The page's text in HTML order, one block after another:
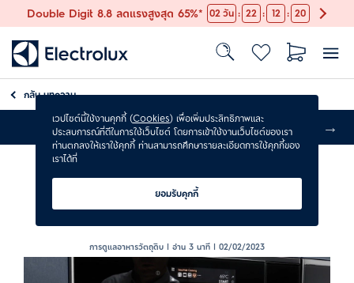
Double Digit 8.8 ลดแรงสูงสุด 65%* 02วัน : 22 : 12 : 19
กลับบทความ
ส่งฟรี
วิธีทำความความสะอาดเตาอบ
ไม่ยากอย่างที่คิด
การดูแลอาหารวัตถุดิบ | อ่าน 3 นาที | 02/02/2023
เวปไซต์นี้ใช้งานคุกกี้ (Cookies) เพื่อเพิ่มประสิทธิภาพและ
ประสบการณ์ที่ดีในการใช้เว็บไซต์ โดยการเข้าใช้งานเว็บไซต์ของเรา
ท่านตกลงให้เราใช้คุกกี้ ท่านสามารถศึกษารายละเอียดการใช้คุกกี้ของ
เราได้ที่
ยอมรับคุกกี้